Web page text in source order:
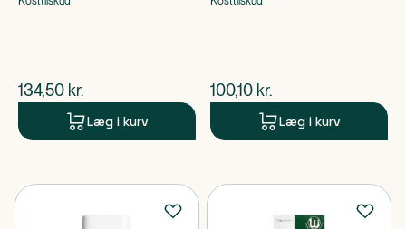
$nuværende pris
134,50 kr.
Læg i kurv
$nuværende pris
100,10 kr.
Læg i kurv